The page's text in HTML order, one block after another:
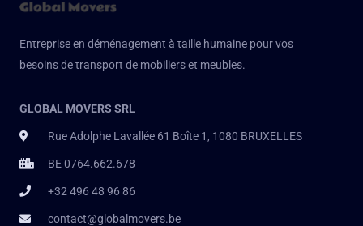
Entreprise en déménagement à taille humaine pour vos
besoins de transport de mobiliers et meubles.
GLOBAL MOVERS SRL
Rue Adolphe Lavallée 61 Boîte 1, 1080 BRUXELLES
BE 0764.662.678
+32 496 48 96 86
contact@globalmovers.be